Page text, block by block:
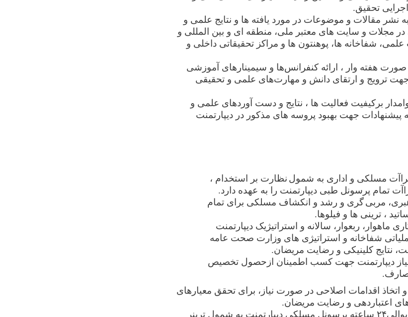
تحقیق.
نشر مقالات و موضوعات در مورد یافته ها و نتایج علمی و
در مجلات و سایت های معتبر ملی، منطقه ای و بین المللی و
شفاخانه ها، پوهنتون ها و مراکز تحقیقاتی داخلی و
هفته وار ، ارائه کنفرانس‌ها و سیمینارهای آموزشی
ترویج و ارتقای دانش و مهارت‌های علمی و تحقیقی
برکیفیت فعالیت ها ، نتایج و دست آوردهای علمی و
پیشنهادات جهت بهبود پروسه های مذکور در دیپارتمنت
مسلکی و اداری به شمول نظارت بر استخدام ،
تمام پرسونل طبی دیپارتمنت را به عهده دارد.
مربیگری و رشد و انکشاف مسلکی برای تمام
، ترینی ها و فیلوها.
ماهوار، ربعوار، سالانه و استراتیژیک دیپارتمنت
شفاخانه و استراتیژی های وزارت صحت عامه
نتایج کلینیکی و رضایت مریضان.
نیاز دیپارتمنت جهت کسب اطمینان ازحصول تخصیص
و اتخاذ اقدامات اصلاحی در صورت نیاز، برای تحقق معیارهای
اعتباردهی و رضایت مریضان.
ترتیب و تنظیم جدول نوکریوالی۲۴ ساعته پرسونل مسلکی دیپارتمنت به شمول ترینر